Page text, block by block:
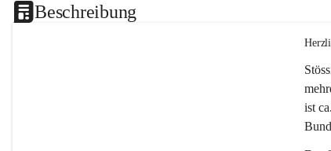
Beschreibung
ist